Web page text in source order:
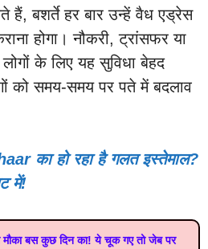
बशर्ते हर बार उन्हें वैध एड्रेस
होगा। नौकरी, ट्रांसफर या
के लिए यह सुविधा बेहद
को समय-समय पर पते में बदलाव
का हो रहा है गलत इस्तेमाल?
में!
बस कुछ दिन का! ये चूक गए तो जेब पर